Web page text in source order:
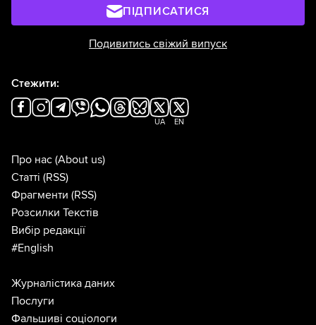
ПІДПИСАТИСЯ
Подивитись свіжий випуск
Стежити:
UA EN
Про нас (About us)
Статті (RSS)
Фрагменти (RSS)
Розсилки Текстів
Вибір редакції
#English
Журналістика даних
Послуги
Фальшиві соціологи